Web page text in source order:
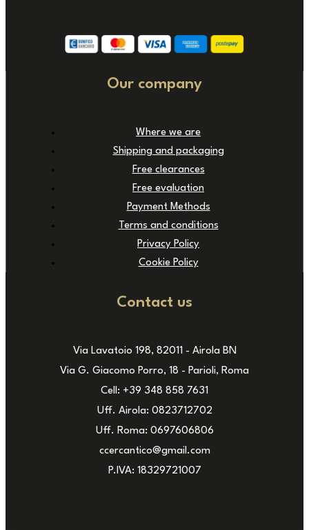
Our company
Where we are
Shipping and packaging
Free clearances
Free evaluation
Payment Methods
Terms and conditions
Privacy Policy
Cookie Policy
Contact us
Via Lavatoio 198, 82011 - Airola BN
Via G. Giacomo Porro, 18 - Parioli, Roma
Cell: +39 348 858 7631
Uff. Airola: 0823712702
Uff. Roma: 0697606806
ccercantico@gmail.com
P.IVA: 18329721007